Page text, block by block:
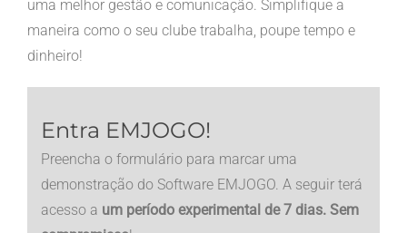
uma melhor gestão e comunicação. Simplifique a
maneira como o seu clube trabalha, poupe tempo e
dinheiro!
Entra EMJOGO!
Preencha o formulário para marcar uma
demonstração do Software EMJOGO. A seguir terá
acesso a um período experimental de 7 dias. Sem